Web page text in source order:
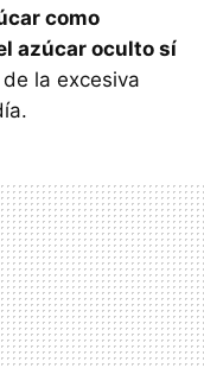
como
azúcar oculto sí
la excesiva